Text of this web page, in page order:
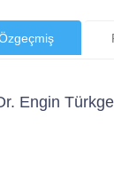
Engin